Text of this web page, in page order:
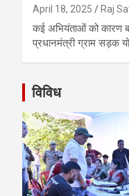
April 18, 2025 Raj
कई अभियंताओं को कारण
प्रधानमंत्री ग्राम सड़क
विविध